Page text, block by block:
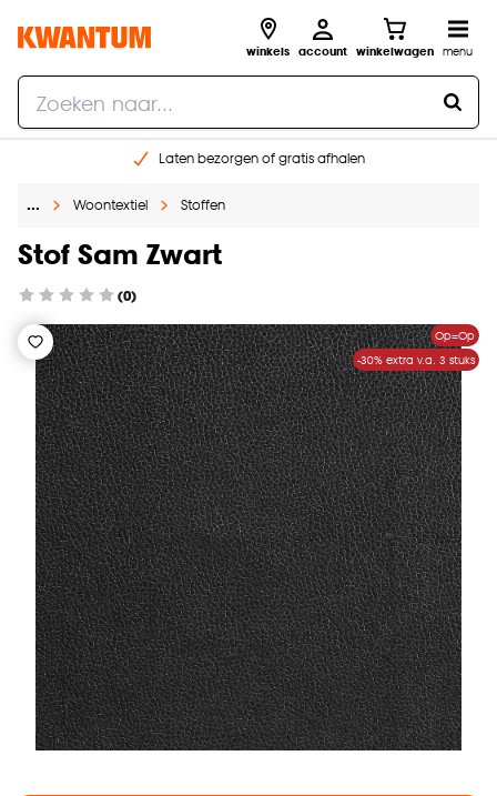
winkels account winkelwagen menu
Laten bezorgen of gratis afhalen
Gratis raam advies en opmeten aan huis
… Woontextiel Stoffen
Stof Sam Zwart
(0)
Op=Op
-30% extra v.a. 3 stuks